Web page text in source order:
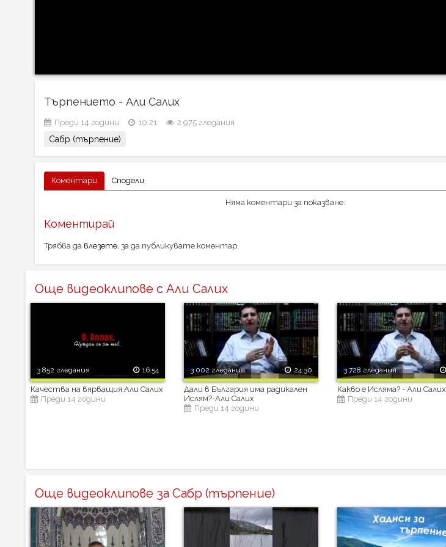
Търпението - Али Салих
Преди 14 години 10:21 2 975 гледания
Сабр (търпение)
Коментари Сподели
Няма коментари за показване.
Коментирай
Трябва да влезете, за да публикувате коментар.
Още видеоклипове с Али Салих
3 852 гледания 16:54
Качества на вярващия,Али Салих
Преди 14 години
3 002 гледания 24:30
Дали в България има радикален
Ислям?-Али Салих
Преди 14 години
3 728 гледания
Какво е Исляма? - Али Салих
Преди 14 години
Още видеоклипове за Сабр (търпение)